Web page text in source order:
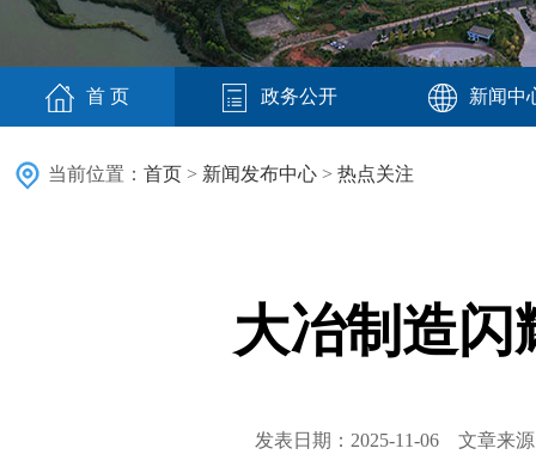
首 页 政务公开 新闻中
当前位置： 首页 > 新闻发布中心 > 热点关注
大冶制造闪
发表日期：2025-11-06 文章来